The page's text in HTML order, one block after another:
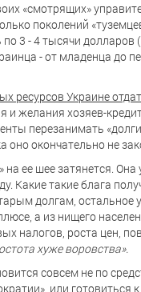
«смотрящих»
поколений
3 - 4 тысячи долларов
- от младенца до
ресурсов Украине
и желания хозяев-
перезанимать
окончательно не
ее шее затянется.
Какие такие блага
долгам,
а из нищего
налогов, роста цен,
хуже воровства».
совсем не по
или готовиться